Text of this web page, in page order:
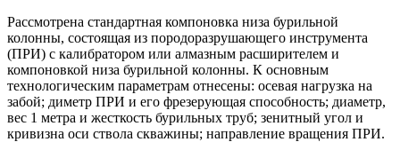
Рассмотрена стандартная компоновка низа бурильной
колонны, состоящая из породоразрушающего инструмента
(ПРИ) с калибратором или алмазным расширителем и
компоновкой низа бурильной колонны. К основным
технологическим параметрам отнесены: осевая нагрузка на
забой; диметр ПРИ и его фрезерующая способность; диаметр,
вес 1 метра и жесткость бурильных труб; зенитный угол и
кривизна оси ствола скважины; направление вращения ПРИ.